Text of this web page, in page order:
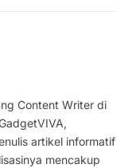
Content Writer di
artikel informatif
mencakup